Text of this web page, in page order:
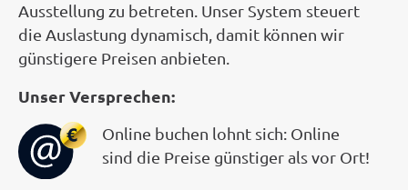
Ausstellung zu betreten. Unser System steuert
die Auslastung dynamisch, damit können wir
günstigere Preisen anbieten.
Unser Versprechen:
Online buchen lohnt sich: Online
sind die Preise günstiger als vor Ort!